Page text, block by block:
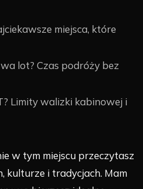
miejsca, które
lot? Czas podróży bez
Limity walizki kabinowej i
w tym miejscu przeczytasz
kulturze i tradycjach. Mam